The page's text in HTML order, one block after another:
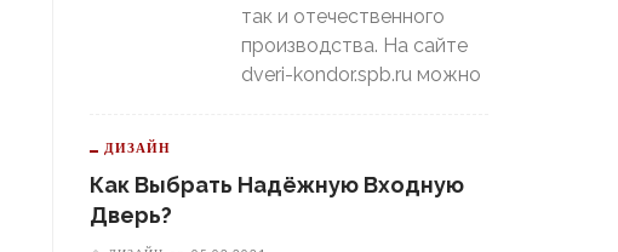
так и отечественного
производства. На сайте
dveri-kondor.spb.ru можно
ДИЗАЙН
Как Выбрать Надёжную Входную
Дверь?